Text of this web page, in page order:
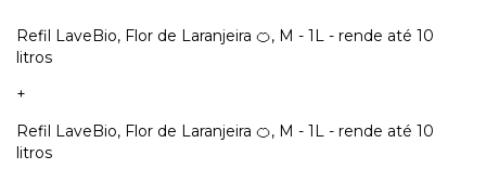
Refil LaveBio, Flor de Laranjeira 🍊, M - 1L - rende até 10
litros
+
Refil LaveBio, Flor de Laranjeira 🍊, M - 1L - rende até 10
litros